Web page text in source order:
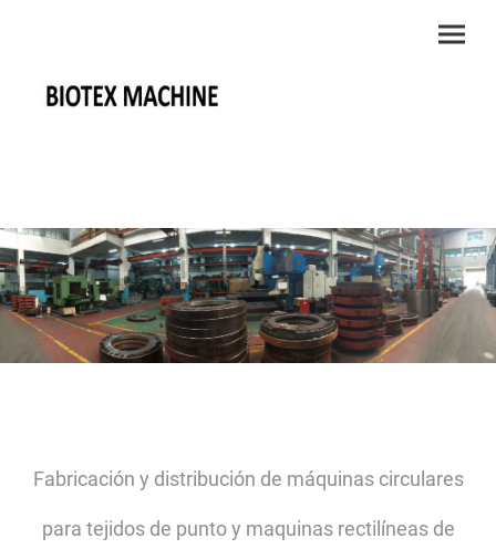
Fabricación y distribución de máquinas circulares
para tejidos de punto y maquinas rectilíneas de